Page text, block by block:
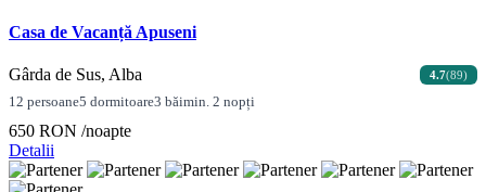
Casa de Vacanță Apuseni
Gârda de Sus, Alba 4.7(89)
12 persoane5 dormitoare3 băimin. 2 nopți
650 RON /noapte
Detalii